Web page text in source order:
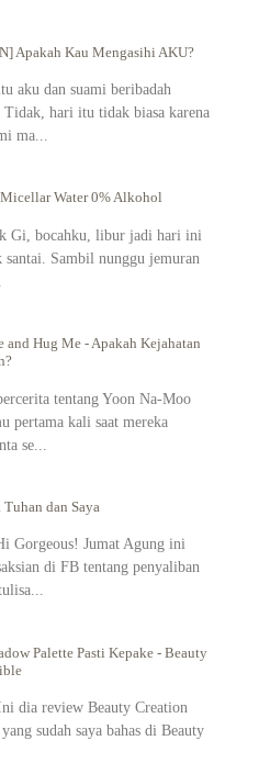
Apakah Kau Mengasihi AKU?
aku dan suami beribadah
Tidak, hari itu tidak biasa karena
ma...
Water 0% Alkohol
Gi, bocahku, libur jadi hari ini
santai. Sambil nunggu jemuran
and Hug Me - Apakah Kejahatan
tentang Yoon Na-Moo
pertama kali saat mereka
se...
dan Saya
Gorgeous! Jumat Agung ini
di FB tentang penyaliban
Palette Pasti Kepake - Beauty
dia review Beauty Creation
sudah saya bahas di Beauty